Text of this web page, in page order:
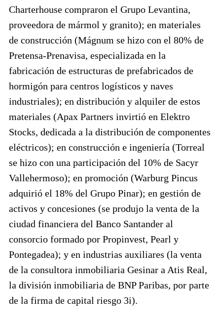
Charterhouse compraron el Grupo Levantina,
proveedora de mármol y granito); en materiales
de construcción (Mágnum se hizo con el 80% de
Pretensa-Prenavisa, especializada en la
fabricación de estructuras de prefabricados de
hormigón para centros logísticos y naves
industriales); en distribución y alquiler de estos
materiales (Apax Partners invirtió en Elektro
Stocks, dedicada a la distribución de componentes
eléctricos); en construcción e ingeniería (Torreal
se hizo con una participación del 10% de Sacyr
Vallehermoso); en promoción (Warburg Pincus
adquirió el 18% del Grupo Pinar); en gestión de
activos y concesiones (se produjo la venta de la
ciudad financiera del Banco Santander al
consorcio formado por Propinvest, Pearl y
Pontegadea); y en industrias auxiliares (la venta
de la consultora inmobiliaria Gesinar a Atis Real,
la división inmobiliaria de BNP Paribas, por parte
de la firma de capital riesgo 3i).